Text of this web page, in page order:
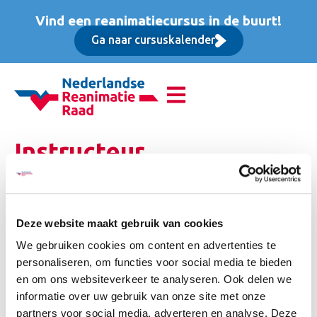
Deze website maakt gebruik van cookies
We gebruiken cookies om content en advertenties te
personaliseren, om functies voor social media te bieden
en om ons websiteverkeer te analyseren. Ook delen we
informatie over uw gebruik van onze site met onze
partners voor social media, adverteren en analyse. Deze
Vind een reanimatiecursus in de buurt!
Ga naar cursuskalender
Instructeur
Specialistische
cursus
Vrijgesteld van BTW. Inclusief luxe lunch,
koffie/thee/frisdrank, ERC/NRR certificering en accreditatie
bij diverse beroepsgroepen.